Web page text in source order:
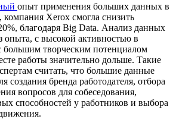
опыт применения больших данных в
Xerox смогла снизить
благодаря Big Data. Анализ данных
опыта, с высокой активностью в
большим творческим потенциалом
работы значительно дольше. Такие
считать, что большие данные
создания бренда работодателя, отбора
вопросов для собеседования,
способностей у работников и выбора